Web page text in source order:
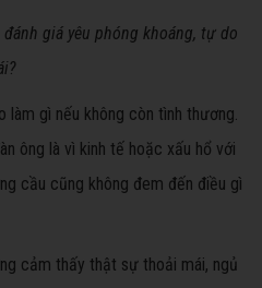
giá yêu phóng khoáng, tự do
làm gì nếu không còn tình thương.
ông là vì kinh tế hoặc xấu hổ với
cầu cũng không đem đến điều gì
cảm thấy thật sự thoải mái, ngủ